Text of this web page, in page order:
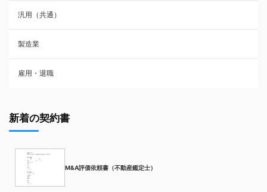
汎用（共通）
製造業
雇用・退職
新着の契約書
M&A評価依頼書（不動産鑑定士）